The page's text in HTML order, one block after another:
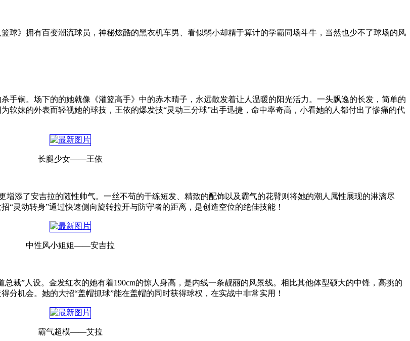
球》拥有百变潮流球员，神秘炫酷的黑衣机车男、看似弱小却精于算计的学霸同场斗牛，当然也少不了球场的风
手锏。场下的的她就像《灌篮高手》中的赤木晴子，永远散发着让人温暖的阳光活力。一头飘逸的长发，简单的
软妹的外表而轻视她的球技，王依的爆发技“灵动三分球”出手迅捷，命中率奇高，小看她的人都付出了惨痛的代
长腿少女——王依
添了安吉拉的随性帅气。一丝不苟的干练短发、精致的配饰以及霸气的花臂则将她的潮人属性展现的淋漓尽
灵动转身”通过快速侧向旋转拉开与防守者的距离，是创造空位的绝佳技能！
中性风小姐姐——安吉拉
裁”人设。金发红衣的她有着190cm的惊人身高，是内线一条靓丽的风景线。相比其他体型硕大的中锋，高挑的
机会。她的大招“盖帽抓球”能在盖帽的同时获得球权，在实战中非常实用！
霸气超模——艾拉